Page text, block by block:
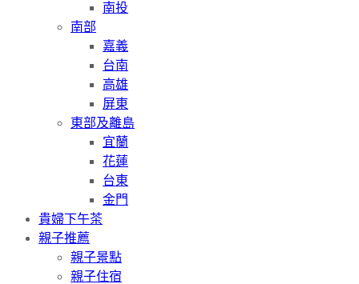
南投
南部
嘉義
台南
高雄
屏東
東部及離島
宜蘭
花蓮
台東
金門
貴婦下午茶
親子推薦
親子景點
親子住宿